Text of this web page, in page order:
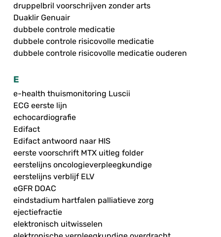
druppelbril voorschrijven zonder arts
Duaklir Genuair
dubbele controle medicatie
dubbele controle risicovolle medicatie
dubbele controle risicovolle medicatie ouderen
E
e-health thuismonitoring Luscii
ECG eerste lijn
echocardiografie
Edifact
Edifact antwoord naar HIS
eerste voorschrift MTX uitleg folder
eerstelijns oncologieverpleegkundige
eerstelijns verblijf ELV
eGFR DOAC
eindstadium hartfalen palliatieve zorg
ejectiefractie
elektronisch uitwisselen